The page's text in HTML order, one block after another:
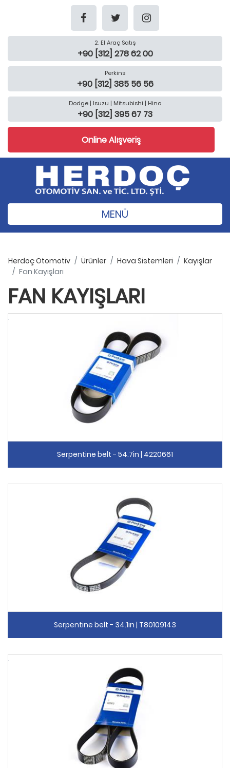
2. El Araç Satış
+90 [312] 278 62 00
Perkins
+90 [312] 385 56 56
Dodge | Isuzu | Mitsubishi | Hino
+90 [312] 395 67 73
Online Alışveriş
MENÜ
Herdoç Otomotiv Ürünler Hava Sistemleri
Kayışlar
Fan Kayışları
FAN KAYIŞLARI
Serpentine belt - 54.7in | 4220661
Serpentine belt - 34.1in | T80109143